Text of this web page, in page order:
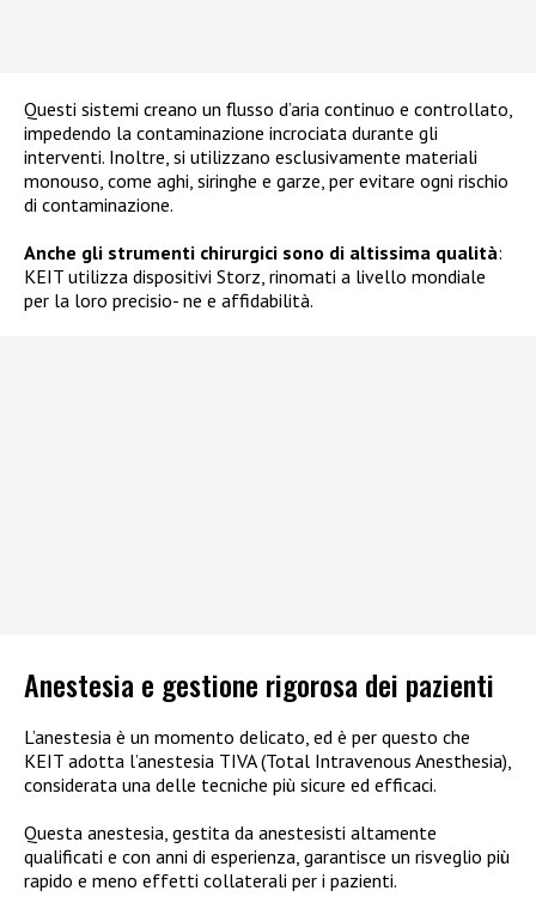
Questi sistemi creano un flusso d’aria continuo e controllato,
impedendo la contaminazione incrociata durante gli
interventi. Inoltre, si utilizzano esclusivamente materiali
monouso, come aghi, siringhe e garze, per evitare ogni rischio
di contaminazione.
Anche gli strumenti chirurgici sono di altissima qualità:
KEIT utilizza dispositivi Storz, rinomati a livello mondiale
per la loro precisio- ne e affidabilità.
Anestesia e gestione rigorosa dei pazienti
L’anestesia è un momento delicato, ed è per questo che
KEIT adotta l’anestesia TIVA (Total Intravenous Anesthesia),
considerata una delle tecniche più sicure ed efficaci.
Questa anestesia, gestita da anestesisti altamente
qualificati e con anni di esperienza, garantisce un risveglio più
rapido e meno effetti collaterali per i pazienti.